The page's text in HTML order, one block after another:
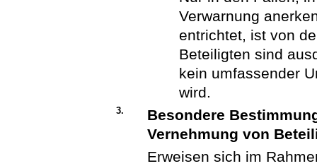
Verwarnung
entrichtet, ist von
Beteiligten sind
kein umfassender
wird.
3.
Besondere
Vernehmung von
Erweisen sich im